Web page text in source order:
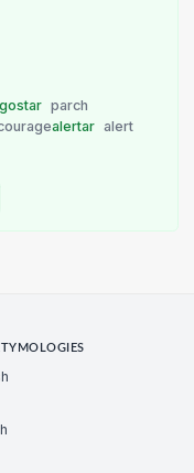
parch
alertar alert